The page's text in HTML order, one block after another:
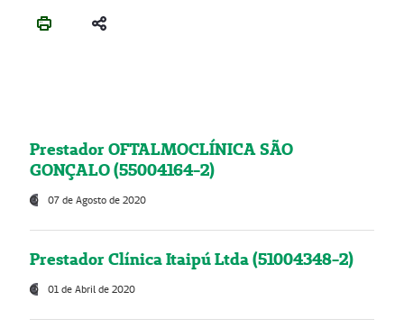
Prestador OFTALMOCLÍNICA SÃO
GONÇALO (55004164-2)
07 de Agosto de 2020
Prestador Clínica Itaipú Ltda (51004348-2)
01 de Abril de 2020